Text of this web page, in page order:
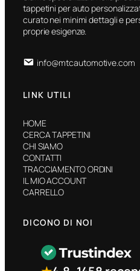
tappetini per auto
curato nei minimi dettagli e
proprie esigenze.
info@mtcautomotive.com
LINK UTILI
HOME
CERCA TAPPETINI
CHI SIAMO
CONTATTI
TRACCIAMENTO ORDINI
IL MIO ACCOUNT
CARRELLO
DICONO DI NOI